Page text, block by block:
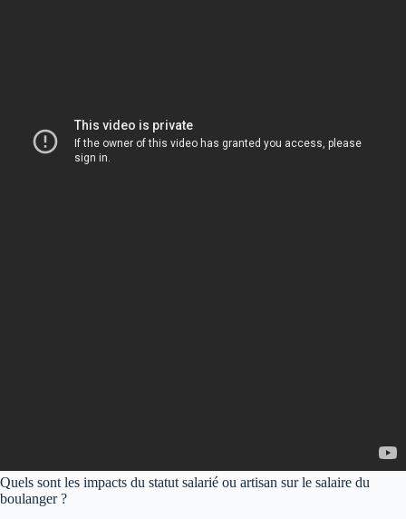
Quels sont les impacts du statut salarié ou artisan sur le salaire du
boulanger ?